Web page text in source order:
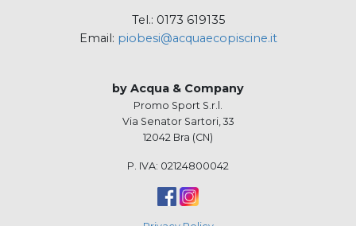
Tel.: 0173 619135
Email: piobesi@acquaecopiscine.it
by Acqua & Company
Promo Sport S.r.l.
Via Senator Sartori, 33
12042 Bra (CN)
P. IVA: 02124800042